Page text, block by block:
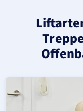
Moderner
Geprüfter,
Neuer Treppenlift